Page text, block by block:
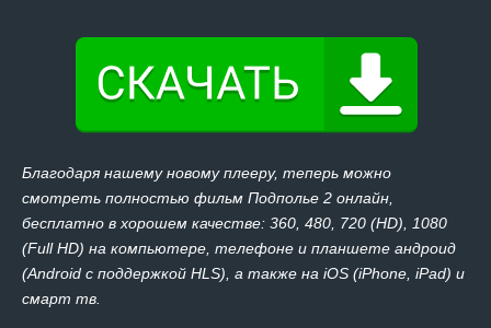
Благодаря нашему новому плееру, теперь можно
смотреть полностью фильм Подполье 2 онлайн,
бесплатно в хорошем качестве: 360, 480, 720 (HD), 1080
(Full HD) на компьютере, телефоне и планшете андроид
(Android с поддержкой HLS), а также на iOS (iPhone, iPad) и
смарт тв.